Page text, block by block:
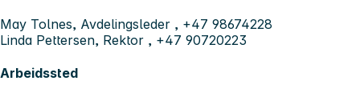
May Tolnes, Avdelingsleder , +47 98674228
Linda Pettersen, Rektor , +47 90720223
Arbeidssted